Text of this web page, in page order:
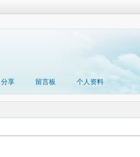
分享 留言板 个人资料